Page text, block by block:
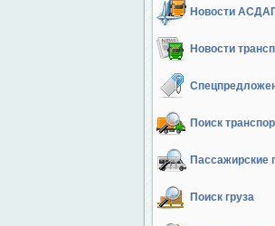
Новости
Новости
Поиск
Пассажирские
Поиск груза